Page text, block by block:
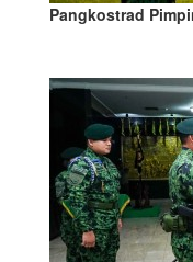
Pangkostrad